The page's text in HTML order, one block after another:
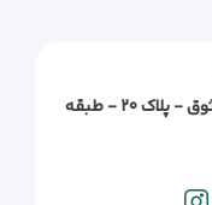
تهران - زعفرانیه - خیابان الف - خیابان وثوق - پلاک ۲۰ - طبقه